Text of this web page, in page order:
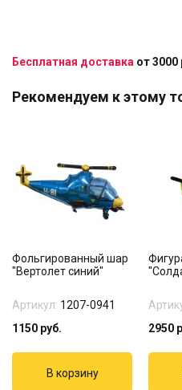
Бесплатная доставка от 3000
Рекомендуем к этому
Фольгированный шар
"Вертолет синий"
Артикул: 1207-0941
1150 руб.
2950